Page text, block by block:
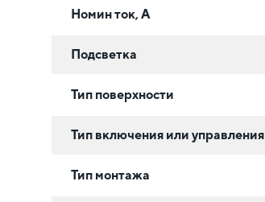
Номин ток, А
Подсветка
Тип поверхности
Тип включения или управления
Тип монтажа